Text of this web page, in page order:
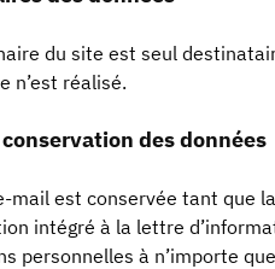
du site est seul
n’est réalisé.
des données
mail est conservée tant que
intégré à la lettre
personnelles à n’importe